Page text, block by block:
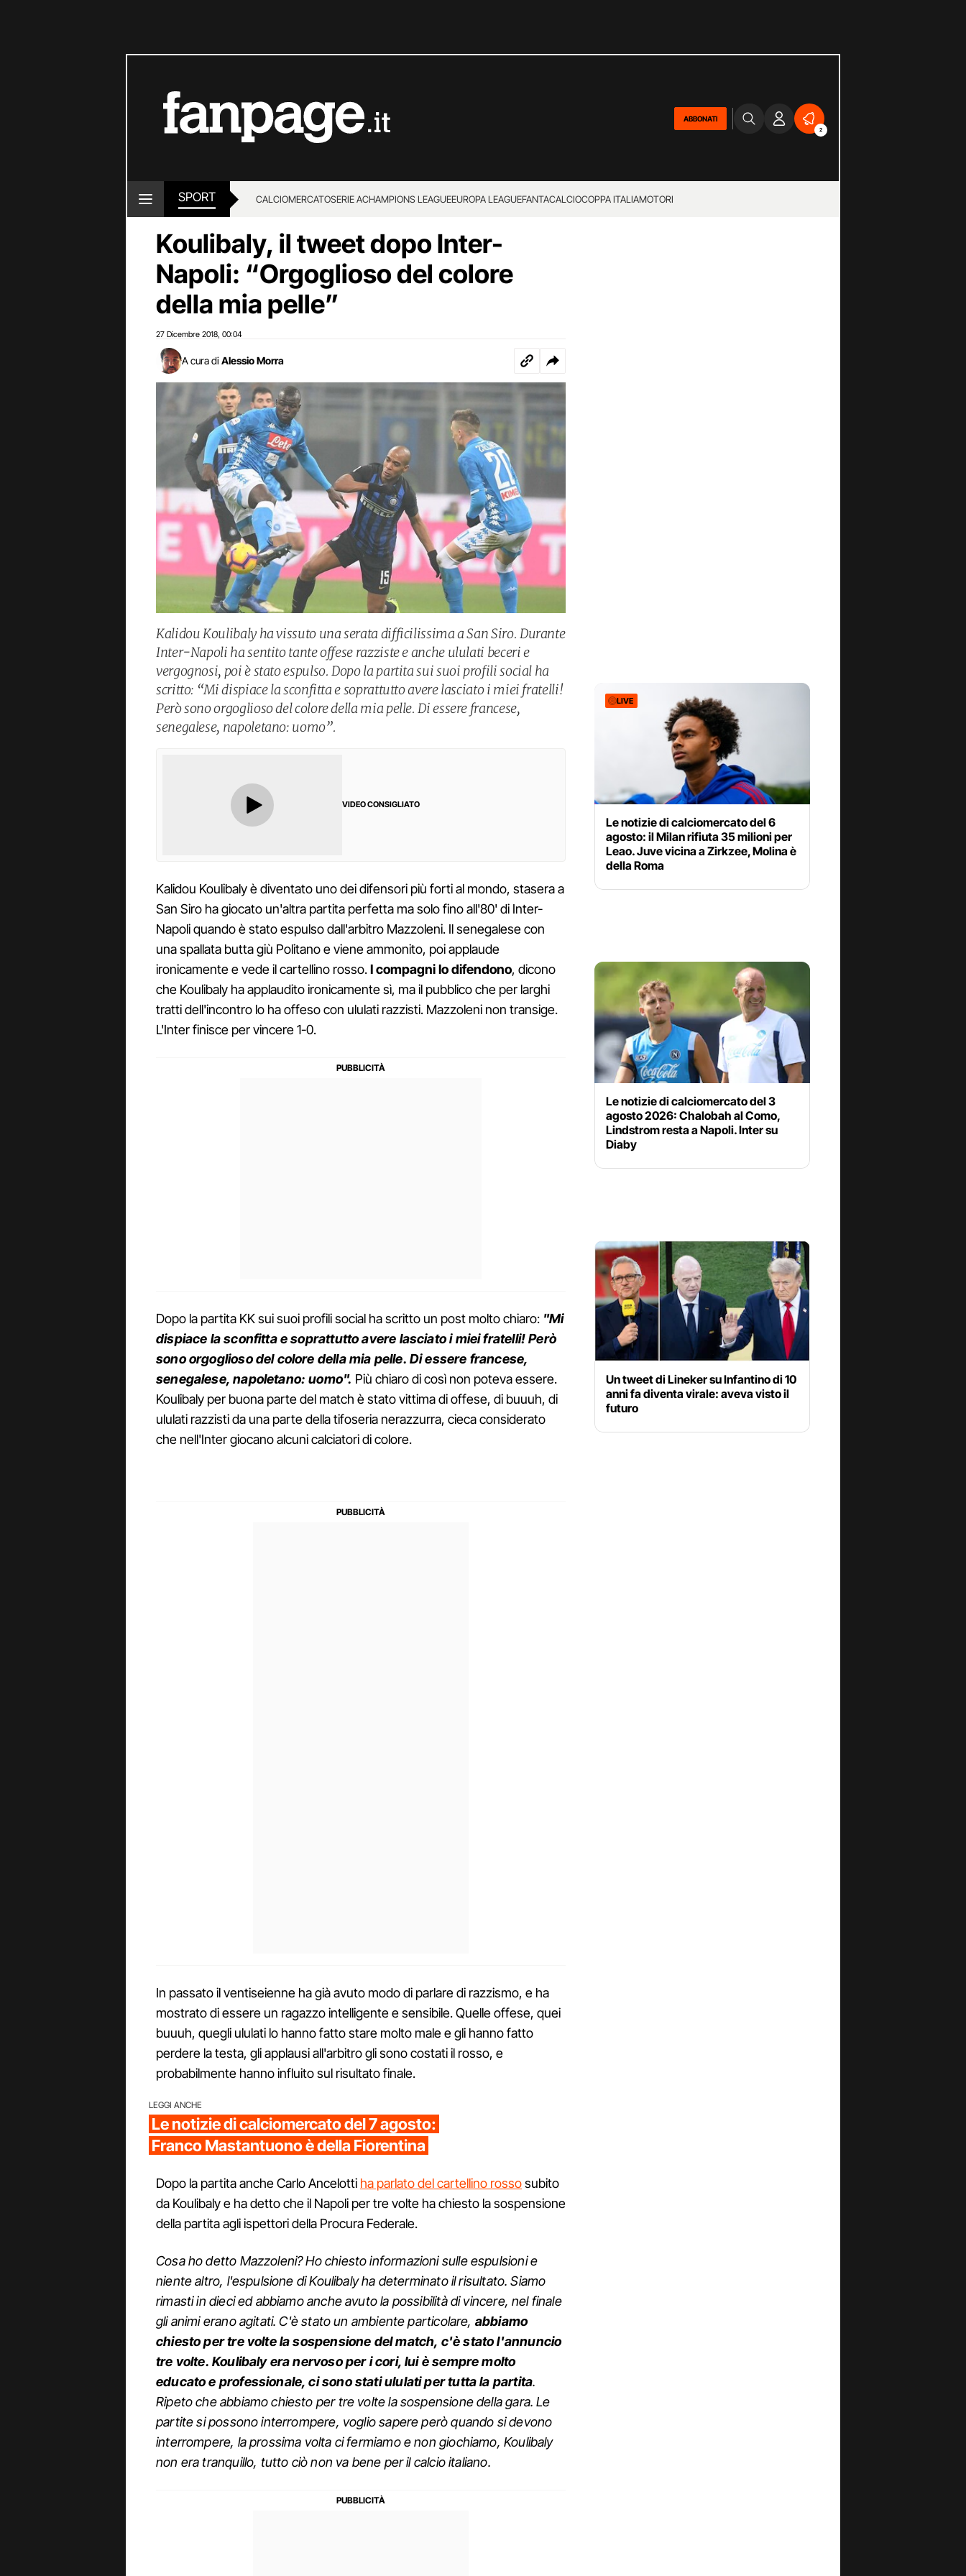
ABBONATI
2
SPORT CALCIOMERCATOSERIE ACHAMPIONS LEAGUEEUROPA LEAGUEFANTACALCIOCOPPA ITALIAMOTORI
Koulibaly, il tweet dopo Inter-
Napoli: “Orgoglioso del colore
della mia pelle”
27 Dicembre 2018 00:04
A cura di Alessio Morra
Kalidou Koulibaly ha vissuto una serata difficilissima a San Siro. Durante
Inter-Napoli ha sentito tante offese razziste e anche ululati beceri e
vergognosi, poi è stato espulso. Dopo la partita sui suoi profili social ha
scritto: “Mi dispiace la sconfitta e soprattutto avere lasciato i miei fratelli!
Però sono orgoglioso del colore della mia pelle. Di essere francese,
senegalese, napoletano: uomo”.
VIDEO CONSIGLIATO
Kalidou Koulibaly è diventato uno dei difensori più forti al mondo, stasera a
San Siro ha giocato un'altra partita perfetta ma solo fino all'80' di Inter-
Napoli quando è stato espulso dall'arbitro Mazzoleni. Il senegalese con
una spallata butta giù Politano e viene ammonito, poi applaude
ironicamente e vede il cartellino rosso.I compagni lo difendono, dicono
che Koulibaly ha applaudito ironicamente sì, ma il pubblico che per larghi
tratti dell'incontro lo ha offeso con ululati razzisti. Mazzoleni non transige.
L'Inter finisce per vincere 1-0.
Dopo la partita KK sui suoi profili social ha scritto un post molto chiaro: "Mi
dispiace la sconfitta e soprattutto avere lasciato i miei fratelli! Però
sono orgoglioso del colore della mia pelle. Di essere francese,
senegalese, napoletano: uomo". Più chiaro di così non poteva essere.
Koulibaly per buona parte del match è stato vittima di offese, di buuuh, di
ululati razzisti da una parte della tifoseria nerazzurra, cieca considerato
che nell'Inter giocano alcuni calciatori di colore.
In passato il ventiseienne ha già avuto modo di parlare di razzismo, e ha
mostrato di essere un ragazzo intelligente e sensibile. Quelle offese, quei
buuuh, quegli ululati lo hanno fatto stare molto male e gli hanno fatto
perdere la testa, gli applausi all'arbitro gli sono costati il rosso, e
probabilmente hanno influito sul risultato finale.
LEGGI ANCHE
Le notizie di calciomercato del 7 agosto:
Franco Mastantuono è della Fiorentina
Dopo la partita anche Carlo Ancelotti ha parlato del cartellino rossosubito
da Koulibaly e ha detto che il Napoli per tre volte ha chiesto la sospensione
della partita agli ispettori della Procura Federale.
Cosa ho detto Mazzoleni? Ho chiesto informazioni sulle espulsioni e
niente altro, l'espulsione di Koulibaly ha determinato il risultato. Siamo
rimasti in dieci ed abbiamo anche avuto la possibilità di vincere, nel finale
gli animi erano agitati. C'è stato un ambiente particolare, abbiamo
chiesto per tre volte la sospensione del match, c'è stato l'annuncio
tre volte. Koulibaly era nervoso per i cori, lui è sempre molto
educato e professionale, ci sono stati ululati per tutta la partita.
Ripeto che abbiamo chiesto per tre volte la sospensione della gara. Le
partite si possono interrompere, voglio sapere però quando si devono
interrompere, la prossima volta ci fermiamo e non giochiamo, Koulibaly
non era tranquillo, tutto ciò non va bene per il calcio italiano.
LIVE
Le notizie di calciomercato del 6
agosto: il Milan rifiuta 35 milioni per
Leao. Juve vicina a Zirkzee, Molina è
della Roma
Le notizie di calciomercato del 3
agosto 2026: Chalobah al Como,
Lindstrom resta a Napoli. Inter su
Diaby
Un tweet di Lineker su Infantino di 10
anni fa diventa virale: aveva visto il
futuro